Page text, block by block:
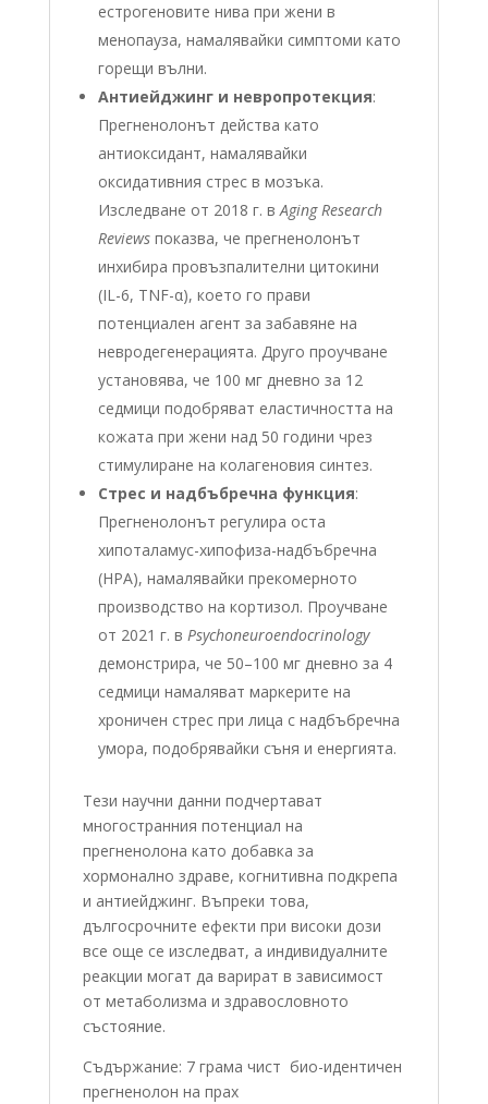
естрогеновите нива при жени в
менопауза, намалявайки симптоми като
горещи вълни.
Антиейджинг и невропротекция:
Прегненолонът действа като
антиоксидант, намалявайки
оксидативния стрес в мозъка.
Изследване от 2018 г. вAging Research
Reviewsпоказва, че прегненолонът
инхибира провъзпалителни цитокини
(IL-6, TNF-α), което го прави
потенциален агент за забавяне на
невродегенерацията. Друго проучване
установява, че 100 мг дневно за 12
седмици подобряват еластичността на
кожата при жени над 50 години чрез
стимулиране на колагеновия синтез.
Стрес и надбъбречна функция:
Прегненолонът регулира оста
хипоталамус-хипофиза-надбъбречна
(HPA), намалявайки прекомерното
производство на кортизол. Проучване
от 2021 г. в Psychoneuroendocrinology
демонстрира, че 50–100 мг дневно за 4
седмици намаляват маркерите на
хроничен стрес при лица с надбъбречна
умора, подобрявайки съня и енергията.
Тези научни данни подчертават
многостранния потенциал на
прегненолона като добавка за
хормонално здраве, когнитивна подкрепа
и антиейджинг. Въпреки това,
дългосрочните ефекти при високи дози
все още се изследват, а индивидуалните
реакции могат да варират в зависимост
от метаболизма и здравословното
състояние.
Съдържание: 7 грама чист био-идентичен
прегненолон на прах